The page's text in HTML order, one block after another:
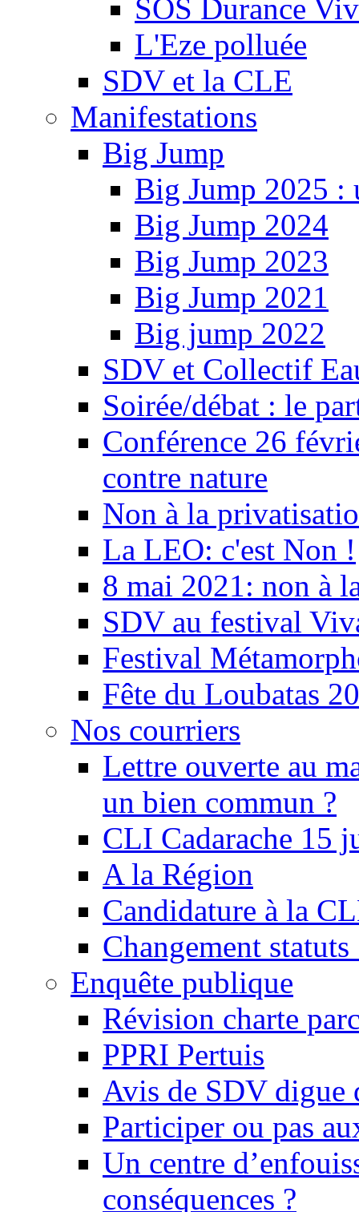
SOS Durance
L'Eze polluée
SDV et la CLE
Manifestations
Big Jump
Big Jump 2025 :
Big Jump 2024
Big Jump 2023
Big Jump 2021
Big jump 2022
SDV et Collectif
Soirée/débat : le
Conférence 26
contre nature
Non à la
La LEO: c'est Non !
8 mai 2021: non à
SDV au festival
Festival
Fête du Loubatas
Nos courriers
Lettre ouverte au
un bien commun ?
CLI Cadarache 15
A la Région
Candidature à la
Changement
Enquête publique
Révision charte
PPRI Pertuis
Avis de SDV digue
Participer ou pas
Un centre
conséquences ?